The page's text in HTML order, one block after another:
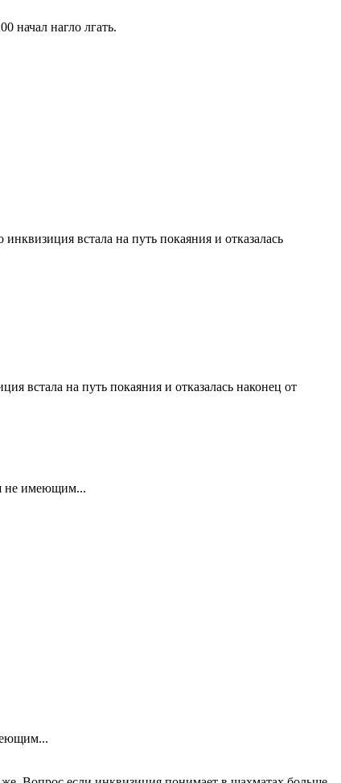
начал нагло лгать.
встала на путь покаяния и отказалась
встала на путь покаяния и отказалась наконец от
не имеющим...